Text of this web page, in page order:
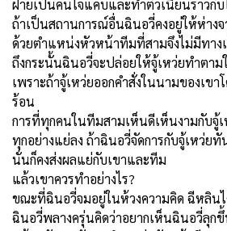
ฝ่ายเป็นคนใจแคบและทำตัวเนียนราวกับ
ถ้าเป็นสถานการณ์อื่นฉินอวี่คงอยู่ให้ห่าง
ด้วยตำแหน่งหัวหน้าทีมที่สามจึงไม่มีทาง
ถึงกระนั้นฉินอวี่จะปล่อยให้จู้เหว่ยทำตาม
เพราะถ้าจู้เหว่ยออกคำสั่งในนามของเขา
ร้อน
การที่ทุกคนในทีมสามเห็นดีเห็นงามกับจู้
ทุกอย่างแย่ลง ถ้าฉินอวี่จัดการกับจู้เหว่ย
นั่นก็คงส่งผลแย่กับเขาและทีม
แล้วเขาควรทำอย่างไร?
ขณะที่ฉินอวี่จมอยู่ในห้วงความคิด ฉีหลินไ
ฉินอวี่พลางครุ่นคิดว่าอยากเห็นฉินอวี่ลุก